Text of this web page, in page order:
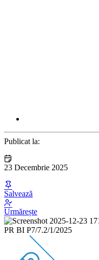
Publicat la:
23 Decembrie 2025
Salvează
Urmărește
PR BI P7/7.2/1/2025